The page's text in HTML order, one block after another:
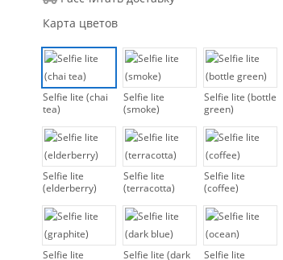
Карта цветов
Selfie lite (chai
tea)
Selfie lite
(smoke)
Selfie lite (bottle
green)
Selfie lite
(elderberry)
Selfie lite
(terracotta)
Selfie lite
(coffee)
Selfie lite
Selfie lite (dark
Selfie lite